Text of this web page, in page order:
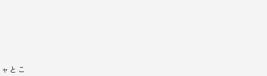
とこ